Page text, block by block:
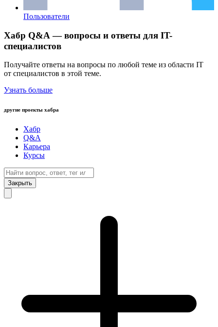
Пользователи
Хабр Q&A — вопросы и ответы для IT-
специалистов
Получайте ответы на вопросы по любой теме из области IT
от специалистов в этой теме.
Узнать больше
другие проекты хабра
Хабр
Q&A
Карьера
Курсы
Закрыть